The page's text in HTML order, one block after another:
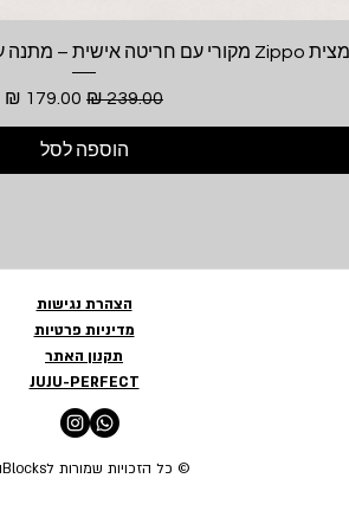
תצוגה מהירה מצית Zippo מקורי עם חריטה אישית – מתנה עם אופי שנשארת לשנים
מחיר רגיל מחיר מבצע
הוספה לסל
הצהרת נגישות
מדיניות פרטיות
תקנון האתר
JUJU-PERFECT
© כל הזכויות שמורות לJujuBlocks